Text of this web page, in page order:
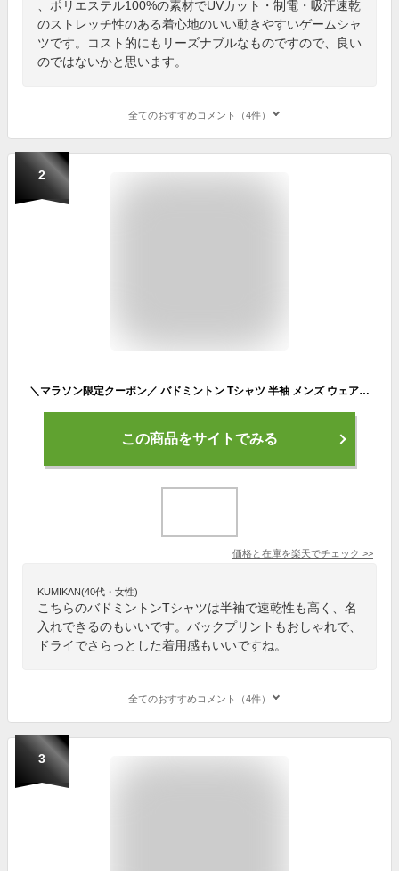
、ポリエステル100%の素材でUVカット・制電・吸汗速乾
のストレッチ性のある着心地のいい動きやすいゲームシャ
ツです。コスト的にもリーズナブルなものですので、良い
のではないかと思います。
全てのおすすめコメント（4件）
2
＼マラソン限定クーポン／ バドミントン Tシャツ 半袖 メンズ ウェア レディース 練習着 ジュニア ドライ おもしろ tシャツ 速乾 名入れ スポーツ 女子 男子 チーム おしゃれ 文字入れ 「バドミントンをしている時間が好き」 アートワークスコウベ 【送料無料】
この商品をサイトでみる
価格と在庫を楽天でチェック >>
KUMIKAN(40代・女性)
こちらのバドミントンTシャツは半袖で速乾性も高く、名
入れできるのもいいです。バックプリントもおしゃれで、
ドライでさらっとした着用感もいいですね。
全てのおすすめコメント（4件）
3